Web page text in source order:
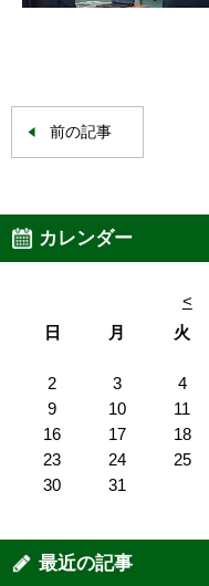
前の記事
カレンダー
<
日
月 火
2
3 4
9
10 11
16
17 18
23
24 25
30
31
最近の記事